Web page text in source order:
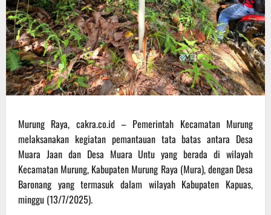
Murung Raya, cakra.co.id – Pemerintah Kecamatan Murung
melaksanakan kegiatan pemantauan tata batas antara Desa
Muara Jaan dan Desa Muara Untu yang berada di wilayah
Kecamatan Murung, Kabupaten Murung Raya (Mura), dengan Desa
Baronang yang termasuk dalam wilayah Kabupaten Kapuas,
minggu (13/7/2025).